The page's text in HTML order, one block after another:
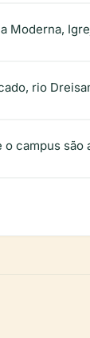
Moderna,
rio
campus